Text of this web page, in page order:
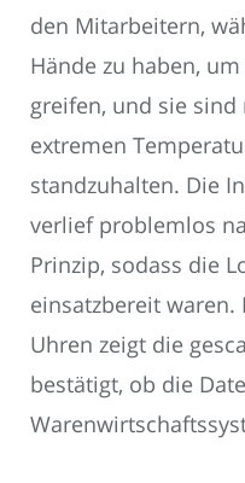
den Mitarbeitern,
Hände zu haben,
greifen, und sie
extremen
standzuhalten. Die
verlief problemlos
Prinzip, sodass die
einsatzbereit waren.
Uhren zeigt die
bestätigt, ob die